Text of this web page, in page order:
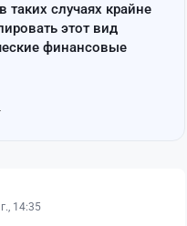
таких случаях крайне
этот вид
финансовые
14:35